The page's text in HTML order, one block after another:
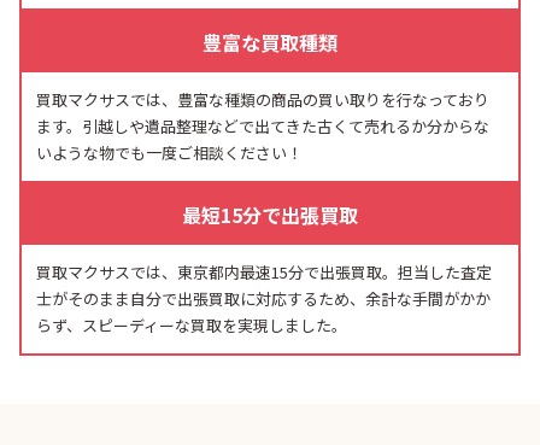
豊富な買取種類
買取マクサスでは、豊富な種類の商品の買い取りを行なっており
ます。引越しや遺品整理などで出てきた古くて売れるか分からな
いような物でも一度ご相談ください！
最短15分で出張買取
買取マクサスでは、東京都内最速15分で出張買取。担当した査定
士がそのまま自分で出張買取に対応するため、余計な手間がかか
らず、スピーディーな買取を実現しました。